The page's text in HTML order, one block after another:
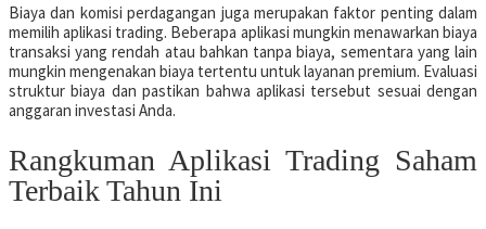
Biaya dan komisi perdagangan juga merupakan faktor penting dalam
memilih aplikasi trading. Beberapa aplikasi mungkin menawarkan biaya
transaksi yang rendah atau bahkan tanpa biaya, sementara yang lain
mungkin mengenakan biaya tertentu untuk layanan premium. Evaluasi
struktur biaya dan pastikan bahwa aplikasi tersebut sesuai dengan
anggaran investasi Anda.
Rangkuman Aplikasi Trading Saham
Terbaik Tahun Ini